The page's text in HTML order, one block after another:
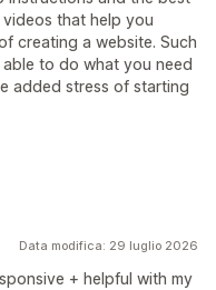
that help you
creating a website. Such
to do what you need
added stress of starting
Data modifica: 29 luglio 2026
+ helpful with my